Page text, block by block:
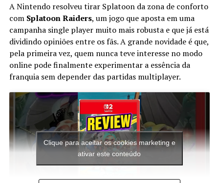
SONIC MANIAhttps://youtu.be/JmMit0GGAo0
Shadow the hedgehoghttps://youtu.be/_DdntO7XCag
Tails adventurehttps://youtu.be/OQ6_Yt30j8A
LEGO SONIC https://youtu.be/tB-KqoCbVtE
Sobre Sonic Exe nigtmare Beginning
Este jogo é o primeiro na linha do tempo de uma série de
jogos, chamada “Sonic.exe Nightmare version”. A partir
de agora este é o primeiro jogo da série, apelidado de
“Sonic.exe: Início de pesadelo” É o primeiro da saga. A
história é sobre o poderoso Arch-Demon Exetior
escapando de uma prisão infernal, sendo consultado
pelos guardas do inferno, Ele decide usar o corpo de
Sonic para permanecer indetectável. Tentando assumir
A Nintendo resolveu tirar Splatoon da zona de conforto
com Splatoon Raiders, um jogo que aposta em uma
campanha single player muito mais robusta e que já está
dividindo opiniões entre os fãs. A grande novidade é que,
pela primeira vez, quem nunca teve interesse no modo
online pode finalmente experimentar a essência da
franquia sem depender das partidas multiplayer.
Clique para aceitar os cookies marketing e
ativar este conteúdo